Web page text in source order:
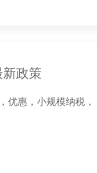
新政策
优惠，小规模纳税，